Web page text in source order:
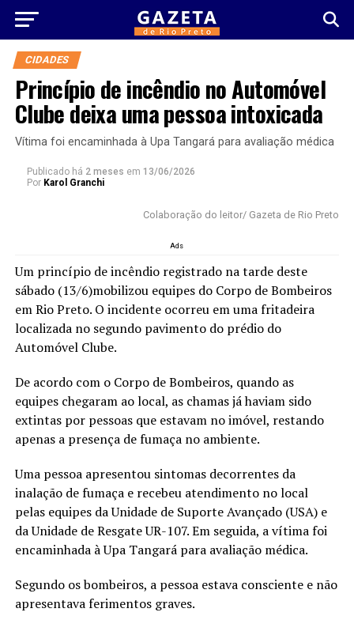
CIDADES
Princípio de incêndio no Automóvel
Clube deixa uma pessoa intoxicada
Vítima foi encaminhada à Upa Tangará para avaliação médica
Publicado há 2 meses em 13/06/2026
Por Karol Granchi
Colaboração do leitor/ Gazeta de Rio Preto
Ads
Um princípio de incêndio registrado na tarde deste
sábado (13/6)mobilizou equipes do Corpo de Bombeiros
em Rio Preto. O incidente ocorreu em uma fritadeira
localizada no segundo pavimento do prédio do
Automóvel Clube.
De acordo com o Corpo de Bombeiros, quando as
equipes chegaram ao local, as chamas já haviam sido
extintas por pessoas que estavam no imóvel, restando
apenas a presença de fumaça no ambiente.
Uma pessoa apresentou sintomas decorrentes da
inalação de fumaça e recebeu atendimento no local
pelas equipes da Unidade de Suporte Avançado (USA) e
da Unidade de Resgate UR-107. Em seguida, a vítima foi
encaminhada à Upa Tangará para avaliação médica.
Segundo os bombeiros, a pessoa estava consciente e não
apresentava ferimentos graves.